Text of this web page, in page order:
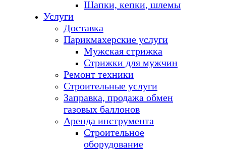
Шапки, кепки, шлемы
Услуги
Доставка
Парикмахерские услуги
Мужская стрижка
Стрижки для мужчин
Ремонт техники
Строительные услуги
Заправка, продажа обмен
газовых баллонов
Аренда инструмента
Строительное
оборудование